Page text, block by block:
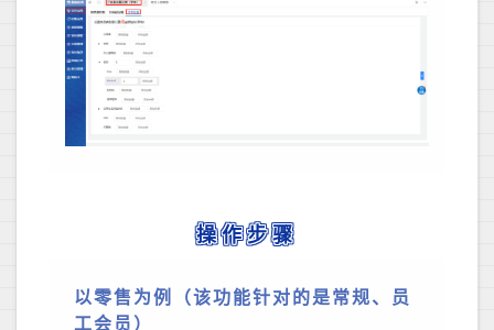
操作步骤
以零售为例（该功能针对的是常规、员
工会员）